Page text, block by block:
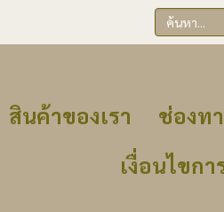
สินค้าของเรา ช่องท
เงื่อนไขก